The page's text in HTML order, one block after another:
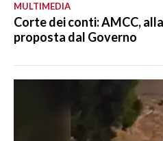
MULTIMEDIA
Corte dei conti: AMCC,
proposta dal Governo